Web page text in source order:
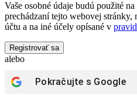
Vaše osobné údaje budú použité
prechádzaní tejto webovej stránky,
účtu a na iné účely opísané v
Registrovať sa
alebo
Pokračujte s Google